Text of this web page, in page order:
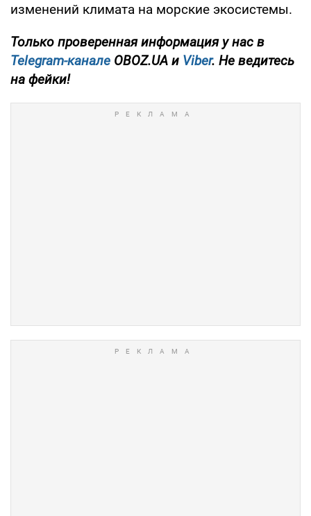
изменений климата на морские экосистемы.
Только проверенная информация у нас в
Telegram-канале OBOZ.UA и Viber. Не ведитесь
на фейки!